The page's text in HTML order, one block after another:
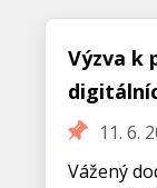
Výzva k
11. 6.
Vážený